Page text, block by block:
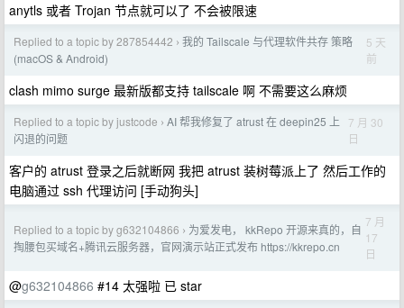
anytls 或者 Trojan 节点就可以了 不会被限速
Replied to a topic by 287854442 › 我的 Tailscale 与代理软件共存 策略
(macOS & Android)
5 天
前
clash mimo surge 最新版都支持 tailscale 啊 不需要这么麻烦
Replied to a topic by justcode › AI 帮我修复了 atrust 在 deepin25 上
闪退的问题
7 月 30
日
客户的 atrust 登录之后就断网 我把 atrust 装树莓派上了 然后工作的
电脑通过 ssh 代理访问 [手动狗头]
Replied to a topic by g632104866 › 为爱发电， kkRepo 开源来真的，自
掏腰包买域名+腾讯云服务器，官网演示站正式发布 https://kkrepo.cn
7 月
17
日
@g632104866 #14 太强啦 已 star